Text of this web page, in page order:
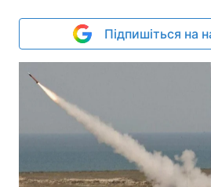
Підпишіться на